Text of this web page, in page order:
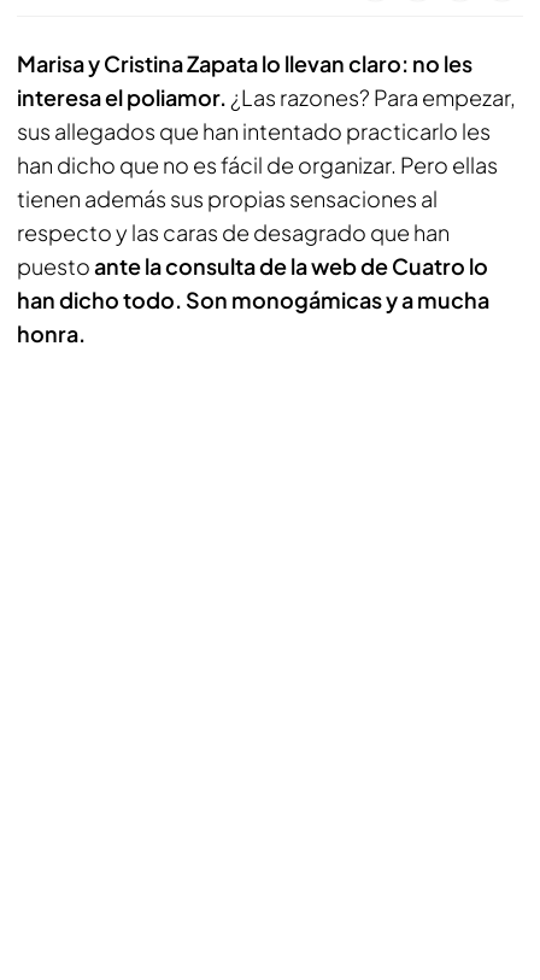
Marisa y Cristina Zapata lo llevan claro: no les
interesa el poliamor. ¿Las razones? Para empezar,
sus allegados que han intentado practicarlo les
han dicho que no es fácil de organizar. Pero ellas
tienen además sus propias sensaciones al
respecto y las caras de desagrado que han
puestoante la consulta de la web de Cuatro lo
han dicho todo. Son monogámicas y a mucha
honra.